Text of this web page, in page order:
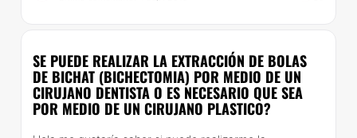
SE PUEDE REALIZAR LA EXTRACCIÓN DE BOLAS
DE BICHAT (BICHECTOMIA) POR MEDIO DE UN
CIRUJANO DENTISTA O ES NECESARIO QUE SEA
POR MEDIO DE UN CIRUJANO PLASTICO?